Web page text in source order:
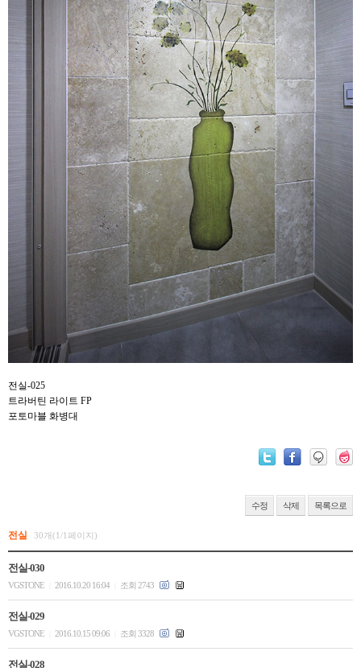
전실-025
트라버틴 라이트 FP
포토마블 화병대
수정 삭제 목록으로
전실 30개(1/1페이지)
전실-030
VGSTONE 2016.10.20 16:04 조회 2743
전실-029
VGSTONE 2016.10.15 09:06 조회 3328
전실-028